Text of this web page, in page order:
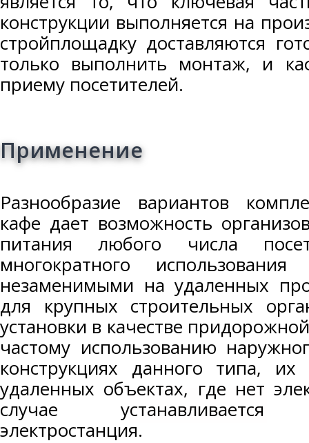
конструкции выполняется на
стройплощадку доставляются
только выполнить монтаж, и
приему посетителей.
Применение
Разнообразие вариантов
кафе дает возможность
питания любого числа
многократного
незаменимыми на удаленных
для крупных строительных
установки в качестве
частому использованию
конструкциях данного типа,
удаленных объектах, где нет
случае устанавливается
электростанция.